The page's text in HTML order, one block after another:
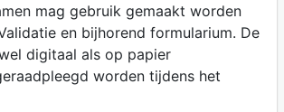
mag gebruik gemaakt worden
en bijhorend formularium. De
digitaal als op papier
worden tijdens het